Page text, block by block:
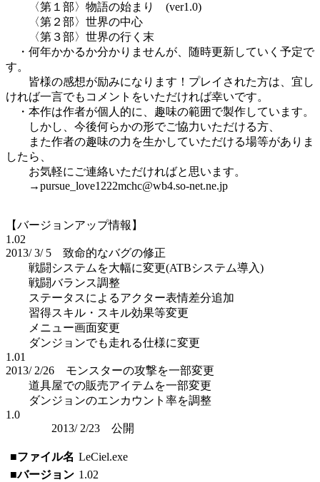
〈第１部〉物語の始まり (ver1.0)
〈第２部〉世界の中心
〈第３部〉世界の行く末
・何年かかるか分かりませんが、随時更新していく予定で
す。
皆様の感想が励みになります！プレイされた方は、宜し
ければ一言でもコメントをいただければ幸いです。
・本作は作者が個人的に、趣味の範囲で製作しています。
しかし、今後何らかの形でご協力いただける方、
また作者の趣味の力を生かしていただける場等がありま
したら、
お気軽にご連絡いただければと思います。
→pursue_love1222mchc@wb4.so-net.ne.jp
【バージョンアップ情報】
1.02
2013/ 3/ 5 致命的なバグの修正
戦闘システムを大幅に変更(ATBシステム導入)
戦闘バランス調整
ステータスによるアクター表情差分追加
習得スキル・スキル効果等変更
メニュー画面変更
ダンジョンでも走れる仕様に変更
1.01
2013/ 2/26 モンスターの攻撃を一部変更
道具屋での販売アイテムを一部変更
ダンジョンのエンカウント率を調整
1.0
2013/ 2/23 公開
■ファイル名 LeCiel.exe
■バージョン 1.02